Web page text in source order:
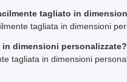
tagliato in
tagliata in dimensioni
dimensioni personalizzate?
tagliata in dimensioni